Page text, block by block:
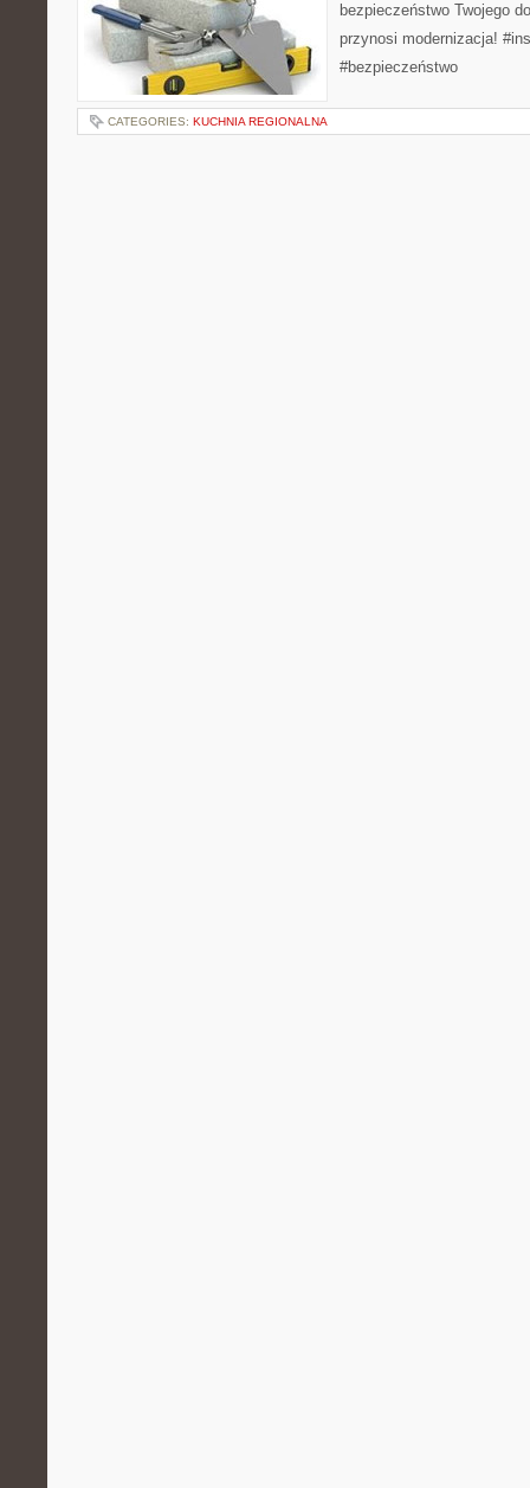
bezpieczeństwo Twojego
przynosi modernizacja!
#bezpieczeństwo
CATEGORIES: KUCHNIA REGIONALNA